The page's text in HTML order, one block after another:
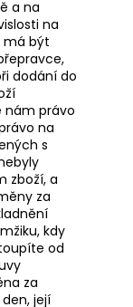
a na
na
má být
dodání do
nám právo
na
s
zboží, a
za
kdy
od
za
její